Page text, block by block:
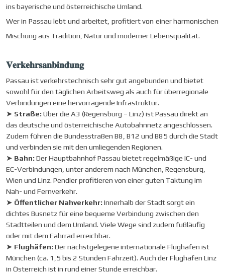
ins bayerische und österreichische Umland.
Wer in Passau lebt und arbeitet, profitiert von einerharmonischen
Mischung aus Tradition, Natur und moderner Lebensqualität.
𝐕𝐞𝐫𝐤𝐞𝐡𝐫𝐬𝐚𝐧𝐛𝐢𝐧𝐝𝐮𝐧𝐠
Passau ist verkehrstechnisch sehr gut angebunden und bietet
sowohl für den täglichen Arbeitsweg als auch für überregionale
Verbindungen eine hervorragende Infrastruktur.
➤ Straße:Über die A3 (Regensburg – Linz) ist Passau direkt an
das deutsche und österreichische Autobahnnetz angeschlossen.
Zudem führen die Bundesstraßen B8, B12 und B85 durch die Stadt
und verbinden sie mit den umliegenden Regionen.
➤ Bahn:Der Hauptbahnhof Passau bietet regelmäßige IC- und
EC-Verbindungen, unter anderem nach München, Regensburg,
Wien und Linz. Pendler profitieren von einer guten Taktung im
Nah- und Fernverkehr.
➤ Öffentlicher Nahverkehr:Innerhalb der Stadt sorgt ein
dichtes Busnetz für eine bequeme Verbindung zwischen den
Stadtteilen und dem Umland. Viele Wege sind zudem fußläufig
oder mit dem Fahrrad erreichbar.
➤ Flughäfen:Der nächstgelegene internationale Flughafen ist
München (ca. 1,5 bis 2 Stunden Fahrzeit). Auch der Flughafen Linz
in Österreich ist in rund einer Stunde erreichbar.